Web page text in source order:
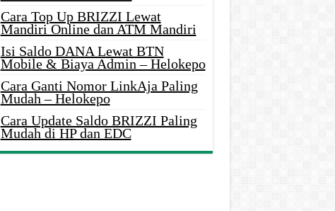
Cara Top Up BRIZZI Lewat
Mandiri Online dan ATM Mandiri
Isi Saldo DANA Lewat BTN
Mobile & Biaya Admin – Helokepo
Cara Ganti Nomor LinkAja Paling
Mudah – Helokepo
Cara Update Saldo BRIZZI Paling
Mudah di HP dan EDC